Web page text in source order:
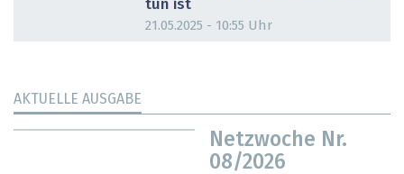
tun ist
21.05.2025 - 10:55 Uhr
AKTUELLE AUSGABE
Netzwoche Nr.
08/2026